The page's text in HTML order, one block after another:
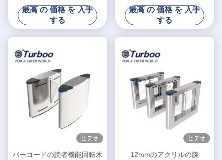
高さの回転木戸の回転木戸の
ゲート
最高 の 価格 を 入手
する
ィスの回転木戸
最高 の 価格 を 入手
する
ビデオ
バーコードの読者機能回転木
ビデオ
12mmのアクリルの腕